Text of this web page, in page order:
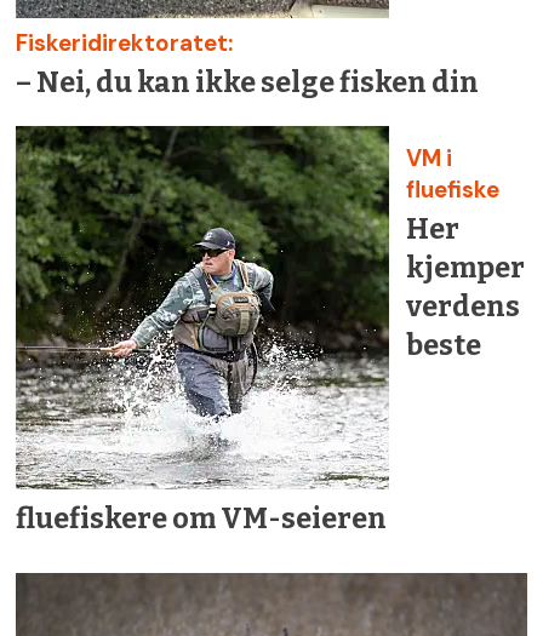
Fiskeridirektoratet:
– Nei, du kan ikke selge fisken din
VM i
fluefiske
Her
kjemper
verdens
beste
fluefiskere om VM-seieren